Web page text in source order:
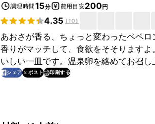
調理時間15分 費用目安200円
4.35 (10)
あおさが香る、ちょっと変わったペペ
香りがマッチして、食欲をそそります
いしい一皿です。温泉卵を絡めてお召し
シェア ポスト 印刷する